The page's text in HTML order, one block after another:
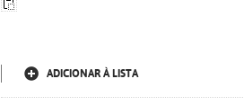
ADICIONAR À LISTA